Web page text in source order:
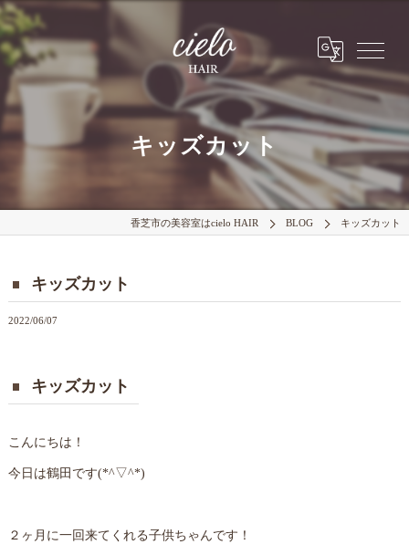
キッズカット
香芝市の美容室はcielo HAIR BLOG キッズカット
キッズカット
2022/06/07
キッズカット
こんにちは！
今日は鶴田です(*^▽^*)
２ヶ月に一回来てくれる子供ちゃんです！